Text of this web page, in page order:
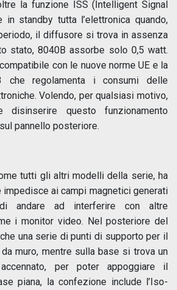
la funzione ISS (Intelligent Signal
in standby tutta l’elettronica quando,
il diffusore si trova in assenza
stato, 8040B assorbe solo 0,5 watt.
con le nuove norme UE e la
che regolamenta i consumi delle
Volendo, per qualsiasi motivo,
disinserire questo funzionamento
pannello posteriore.
tutti gli altri modelli della serie, ha
impedisce ai campi magnetici generati
andare ad interferire con altre
i monitor video. Nel posteriore del
una serie di punti di supporto per il
muro, mentre sulla base si trova un
per poter appoggiare il
piana, la confezione include l’Iso-